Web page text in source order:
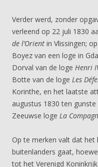
Verder werd, zonder
verleend op 22 juli 1830
de l’Orient in Vlissingen;
Boyez van een loge in
Dorval van de loge Henri
Botte van de loge Les
Korinthe, en het laatste
augustus 1830 ten
Zeeuwse loge La
Op te merken valt dat het
buitenlanders gaat,
tot het Verenigd